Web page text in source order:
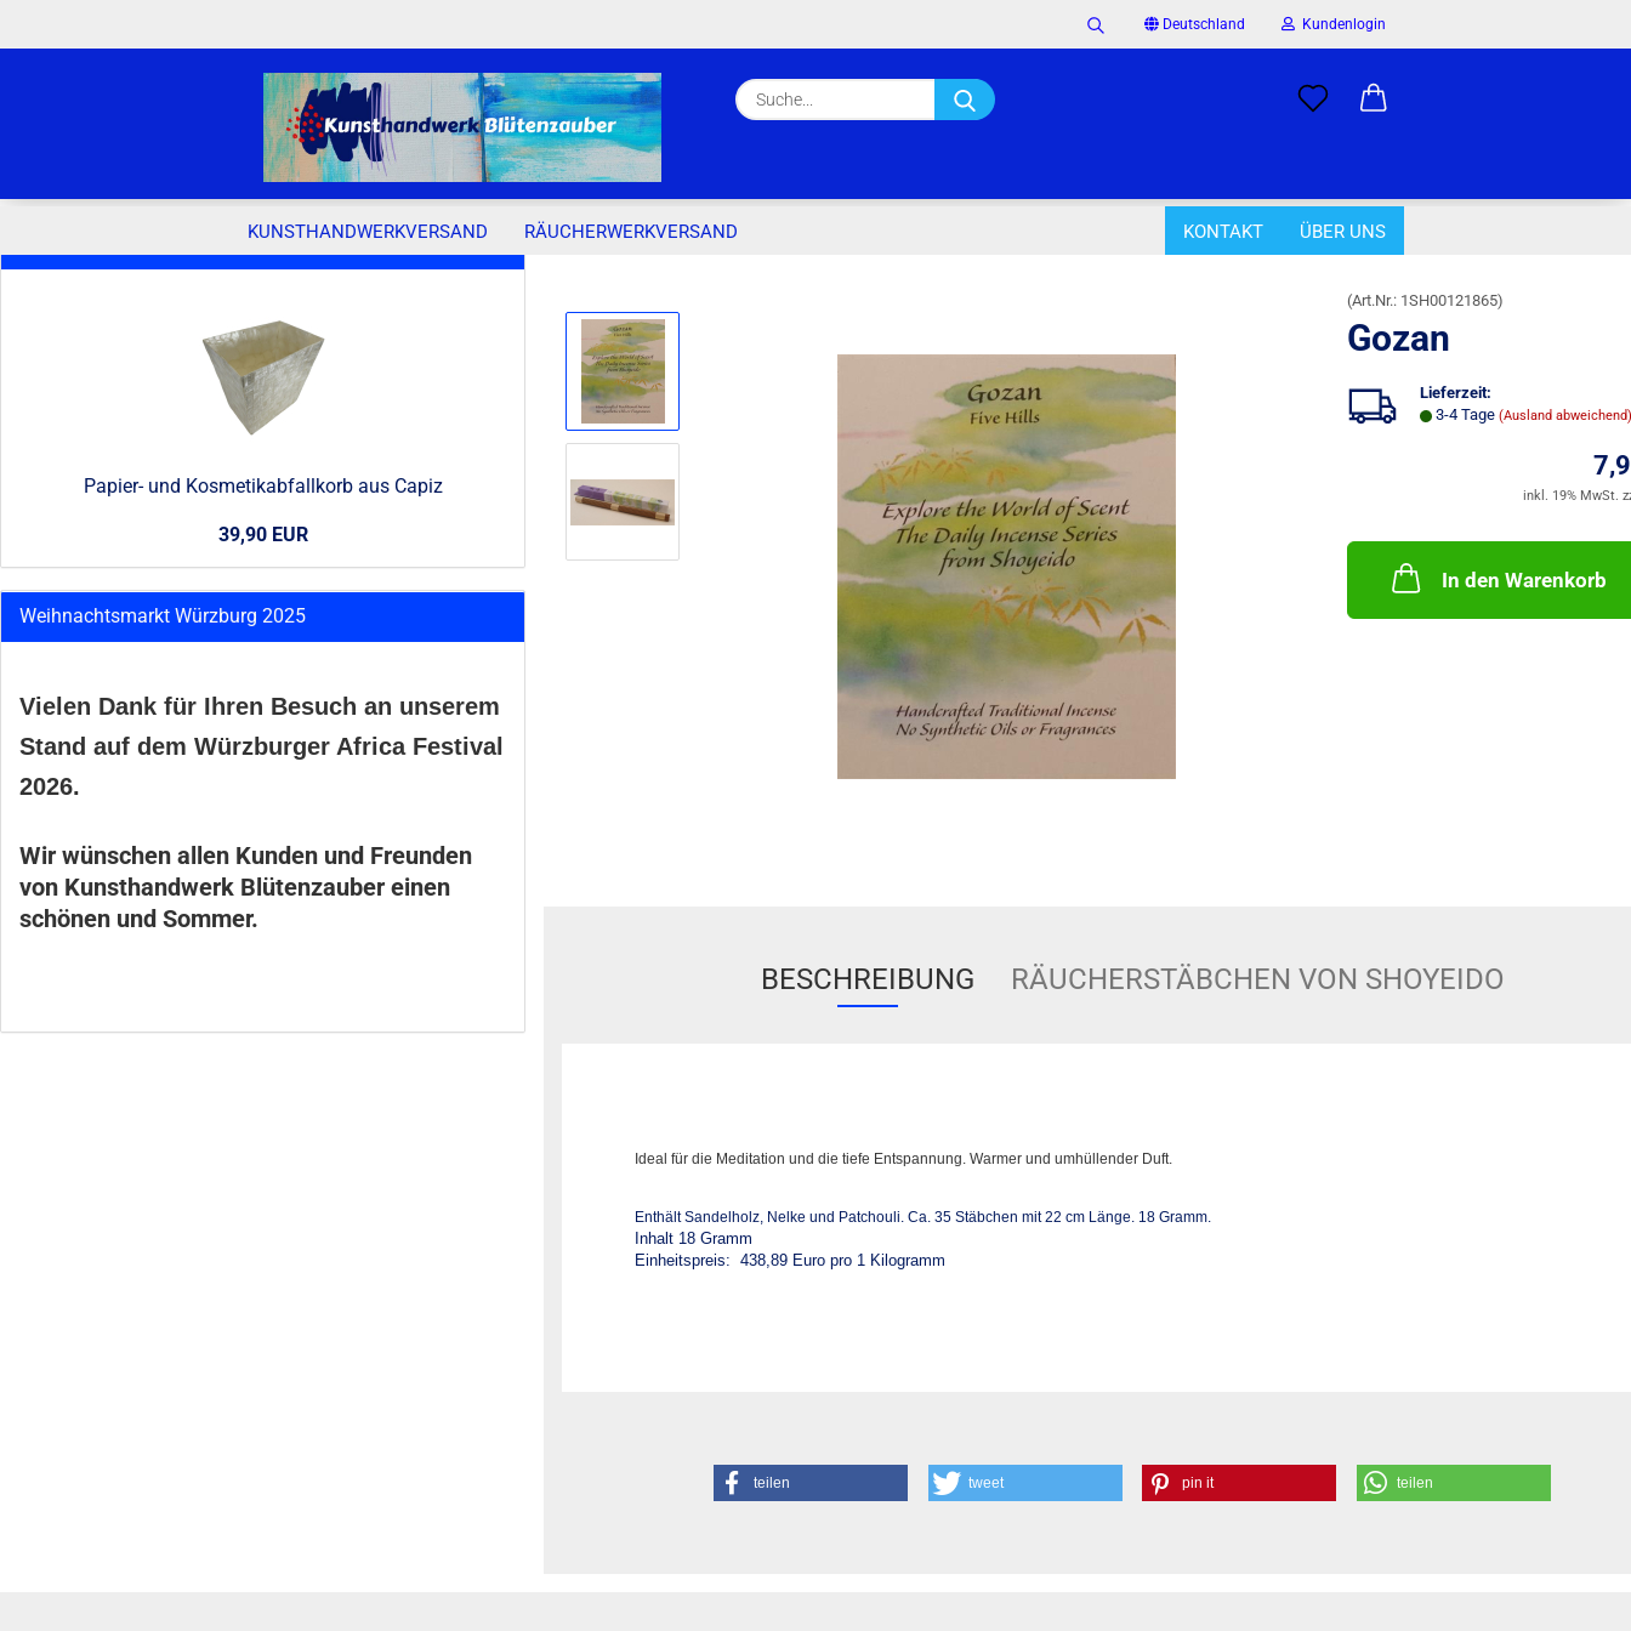
Deutschland
Lieferland
Kundenlogin
Konto erstellen
Passwort vergessen?
Suche...
KUNSTHANDWERKVERSAND RÄUCHERWERKVERSAND KONTAKT ÜBER UNS
Startseite » Räucherwerkversand Japanische Räucherstäbchen » Gozan
(Art.Nr.: 1SH00121865)
Gozan
Lieferzeit:
3-4 Tage (Ausland abweichend)
inkl. 19% MwSt.
In den Warenkorb
BESCHREIBUNG RÄUCHERSTÄBCHEN VON SHOYEIDO
Ideal für die Meditation und die tiefe Entspannung. Warmer und umhüllender Duft.
Enthält Sandelholz, Nelke und Patchouli. Ca. 35 Stäbchen mit 22 cm Länge. 18 Gramm.
Inhalt 18 Gramm
Einheitspreis: 438,89 Euro pro 1 Kilogramm
teilen tweet pin it teilen
Papier- und Kosmetikabfallkorb aus Capiz
39,90 EUR
Weihnachtsmarkt Würzburg 2025
Vielen Dank für Ihren Besuch an unserem
Stand auf dem Würzburger Africa Festival
2026.
Wir wünschen allen Kunden und Freunden
von Kunsthandwerk Blütenzauber einen
schönen und Sommer.